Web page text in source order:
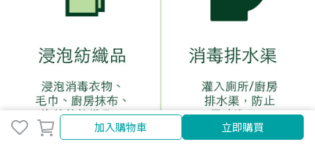
加入購物車 立即購買